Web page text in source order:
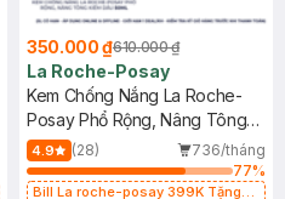
350.000 ₫610.000 ₫
La Roche-Posay
Kem Chống Nắng La Roche-
Posay Phổ Rộng, Nâng Tông
Kiềm Dầu 50ml
4.9 (28)
736/tháng
77%
Bill La roche-posay 399K Tặng